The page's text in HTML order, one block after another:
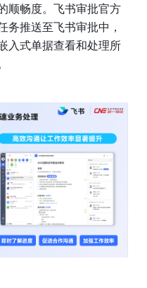
顺畅度。飞书审批官方
务推送至飞书审批中，
入式单据查看和处理所